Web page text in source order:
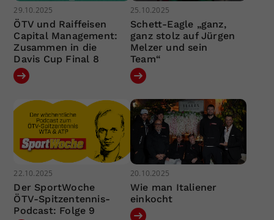
29.10.2025
ÖTV und Raiffeisen
Capital Management:
Zusammen in die
Davis Cup Final 8
25.10.2025
Schett-Eagle „ganz,
ganz stolz auf Jürgen
Melzer und sein
Team“
22.10.2025
Der SportWoche
ÖTV-Spitzentennis-
Podcast: Folge 9
20.10.2025
Wie man Italiener
einkocht